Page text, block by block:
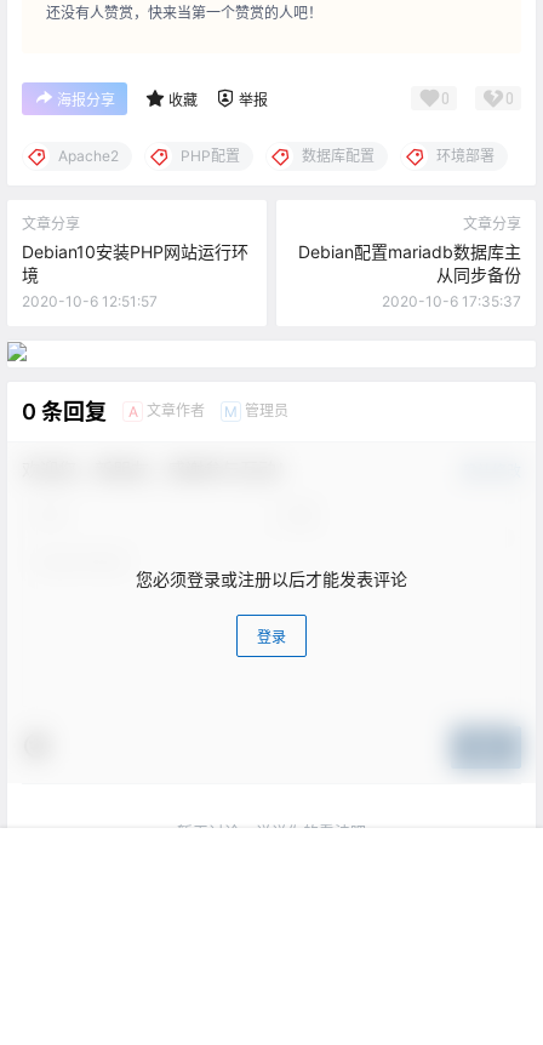
还没有人赞赏，快来当第一个赞赏的人吧！
海报分享 收藏 举报 0 0
Apache2 PHP配置 数据库配置 环境部署
文章分享
Debian10安装PHP网站运行环
境
2020-10-6 12:51:57
文章分享
Debian配置mariadb数据库主
从同步备份
2020-10-6 17:35:37
0 条回复 A 文章作者 M 管理员
您必须登录或注册以后才能发表评论
登录
暂无讨论，说说你的看法吧